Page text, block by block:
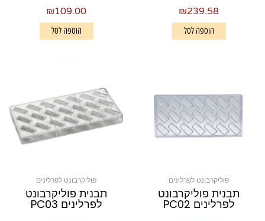
₪239.58
הוספה לסל
₪109.00
הוספה לסל
פוליקרבונט לפרלינים
תבנית פוליקרבונט
לפרלינים PC02
פוליקרבונט לפרלינים
תבנית פוליקרבונט
לפרלינים PC03